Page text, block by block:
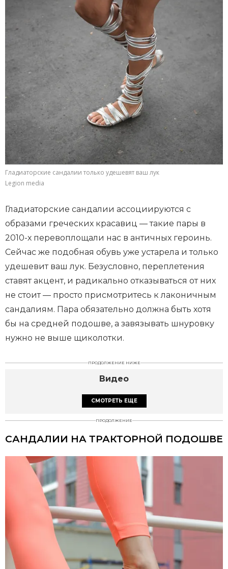
Гладиаторские сандалии только удешевят ваш лук
Legion media
Гладиаторские сандалии ассоциируются с
образами греческих красавиц — такие пары в
2010-х перевоплощали нас в античных героинь.
Сейчас же подобная обувь уже устарела и только
удешевит ваш лук. Безусловно, переплетения
ставят акцент, и радикально отказываться от них
не стоит — просто присмотритесь к лаконичным
сандалиям. Пара обязательно должна быть хотя
бы на средней подошве, а завязывать шнуровку
нужно не выше щиколотки.
ПРОДОЛЖЕНИЕ НИЖЕ
Видео
СМОТРЕТЬ ЕЩЕ
ПРОДОЛЖЕНИЕ
САНДАЛИИ НА ТРАКТОРНОЙ ПОДОШВЕ